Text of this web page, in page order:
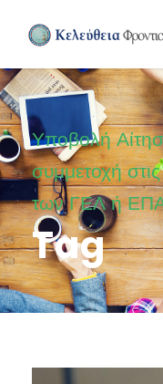
Υποβολή
συμμετοχή
των ΓΕΛ ή
Tag